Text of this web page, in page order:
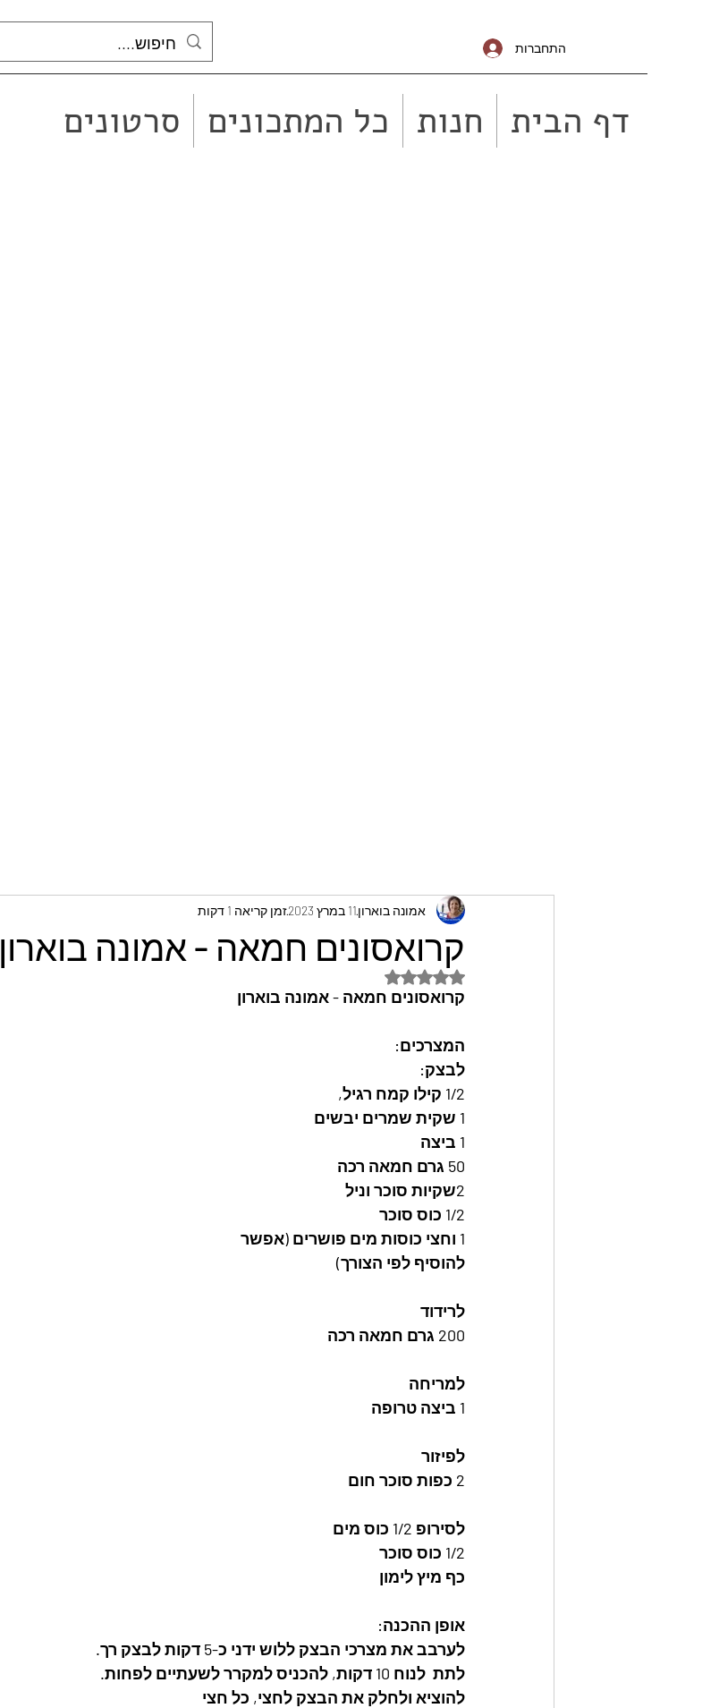
התחברות
דף הבית חנות כל המתכונים סרטונים
קרואסונים חמאה - אמונה בוארון
אמונה בוארון11 במרץ 2023 זמן קריאה 1 דקות
דירוג של NaN מתוך 5 כוכבים
קרואסונים חמאה - אמונה בוארון
המצרכים:
לבצק:
1/2 קילו קמח רגיל,
1 שקית שמרים יבשים
1 ביצה
50 גרם חמאה רכה
2שקיות סוכר וניל
1/2 כוס סוכר
1 וחצי כוסות מים פושרים (אפשר
להוסיף לפי הצורך)
לרידוד
200 גרם חמאה רכה
למריחה
1 ביצה טרופה
לפיזור
2 כפות סוכר חום
לסירופ 1/2 כוס מים
1/2 כוס סוכר
כף מיץ לימון
אופן ההכנה:
לערבב את מצרכי הבצק ללוש ידני כ-5 דקות לבצק רך.
לתת  לנוח 10 דקות, להכניס למקרר לשעתיים לפחות.
להוציא ולחלק את הבצק לחצי, כל חצי